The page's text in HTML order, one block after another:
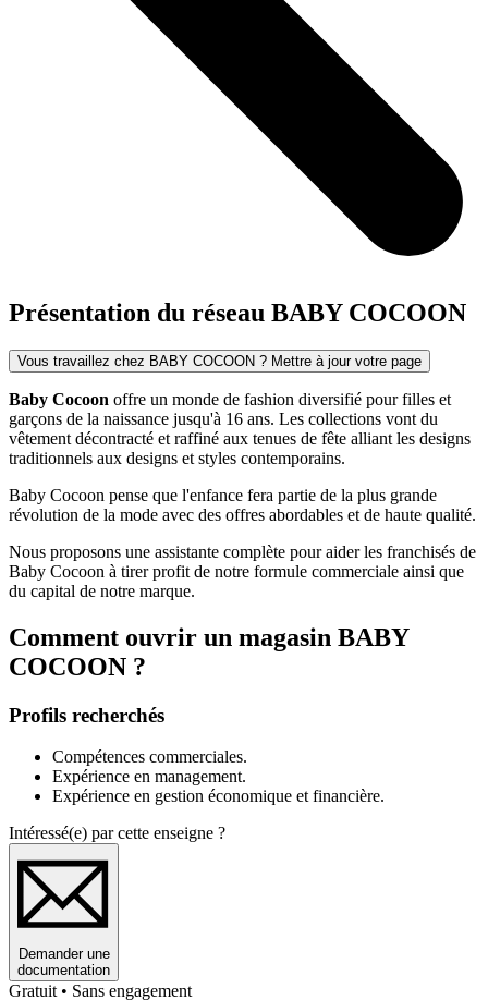
Présentation du réseau BABY COCOON
Vous travaillez chez BABY COCOON ? Mettre à jour votre page
Baby Cocoon offre un monde de fashion diversifié pour filles et
garçons de la naissance jusqu'à 16 ans. Les collections vont du
vêtement décontracté et raffiné aux tenues de fête alliant les designs
traditionnels aux designs et styles contemporains.
Baby Cocoon pense que l'enfance fera partie de la plus grande
révolution de la mode avec des offres abordables et de haute qualité.
Nous proposons une assistante complète pour aider les franchisés de
Baby Cocoon à tirer profit de notre formule commerciale ainsi que
du capital de notre marque.
Comment ouvrir un magasin BABY
COCOON ?
Profils recherchés
Compétences commerciales.
Expérience en management.
Expérience en gestion économique et financière.
Intéressé(e) par cette enseigne ?
Demander une
documentation
Gratuit • Sans engagement